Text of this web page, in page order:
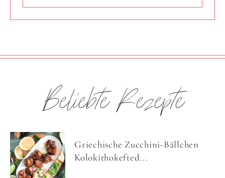
Beliebte Rezepte
Griechische Zucchini-Bällchen
Kolokithokefted...